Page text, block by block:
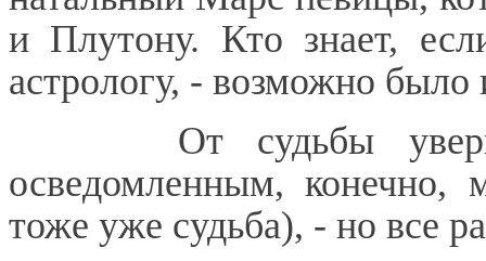
и Плутону. Кто знает,
астрологу, - возможно
От судьбы
осведомленным,
тоже уже судьба), - но все